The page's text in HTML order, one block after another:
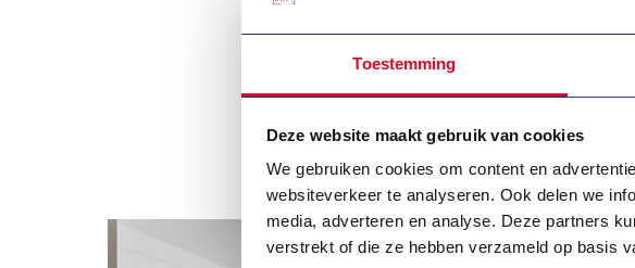
Toestemming
Deze website maakt gebruik van cookies
We gebruiken cookies om content en
websiteverkeer te analyseren. Ook delen we
media, adverteren en analyse. Deze partners
verstrekt of die ze hebben verzameld op basis
Misschien